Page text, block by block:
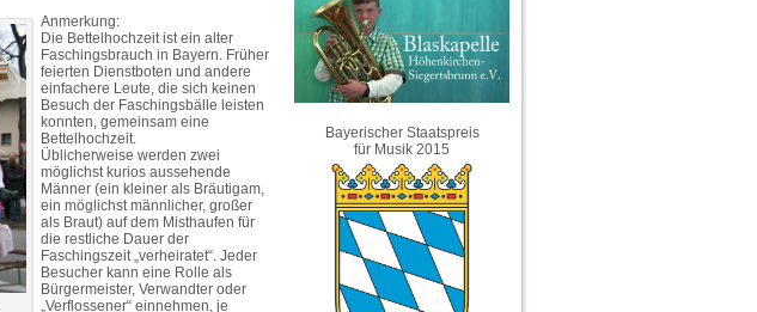
Bayerischer Staatspreis
für Musik 2015
Anmerkung:
Die Bettelhochzeit ist ein alter
Faschingsbrauch in Bayern. Früher
feierten Dienstboten und andere
einfachere Leute, die sich keinen
Besuch der Faschingsbälle leisten
konnten, gemeinsam eine
Bettelhochzeit.
Üblicherweise werden zwei
möglichst kurios aussehende
Männer (ein kleiner als Bräutigam,
ein möglichst männlicher, großer
als Braut) auf dem Misthaufen für
die restliche Dauer der
Faschingszeit „verheiratet“. Jeder
Besucher kann eine Rolle als
Bürgermeister, Verwandter oder
„Verflossener“ einnehmen, je